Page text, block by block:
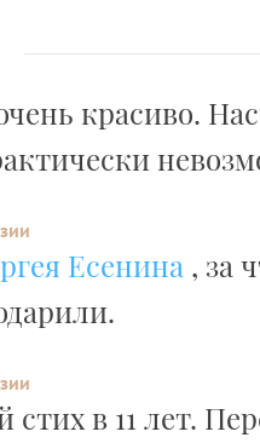
красиво.
Есенина , за
в 11 лет.